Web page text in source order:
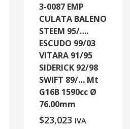
3-0087 EMP
CULATA BALENO
STEEM 95/….
ESCUDO 99/03
VITARA 91/95
SIDERICK 92/98
SWIFT 89/… Mt
G16B 1590cc Ø
76.00mm
$23,023 IVA